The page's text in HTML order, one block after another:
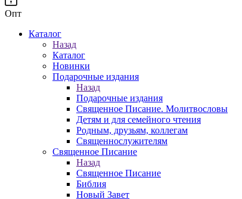
Опт
Каталог
Назад
Каталог
Новинки
Подарочные издания
Назад
Подарочные издания
Священное Писание. Молитвословы
Детям и для семейного чтения
Родным, друзьям, коллегам
Священнослужителям
Священное Писание
Назад
Священное Писание
Библия
Новый Завет